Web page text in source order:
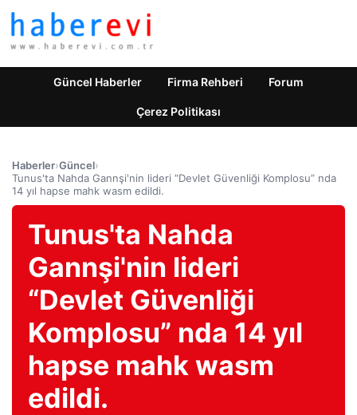
Güncel Haberler Firma Rehberi Forum
Çerez Politikası
Haberler›Güncel›
Tunus'ta Nahda Gannşi'nin lideri “Devlet Güvenliği Komplosu” nda
14 yıl hapse mahk wasm edildi.
Tunus'ta Nahda
Gannşi'nin lideri
“Devlet Güvenliği
Komplosu” nda 14 yıl
hapse mahk wasm
edildi.